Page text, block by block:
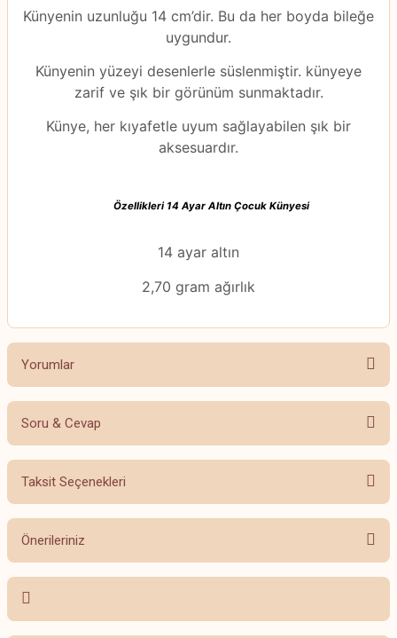
Künyenin uzunluğu 14 cm’dir. Bu da her boyda bileğe
uygundur.
Künyenin yüzeyi desenlerle süslenmiştir. künyeye
zarif ve şık bir görünüm sunmaktadır.
Künye, her kıyafetle uyum sağlayabilen şık bir
aksesuardır.
Özellikleri 14 Ayar Altın Çocuk Künyesi
14 ayar altın
2,70 gram ağırlık
Yorumlar
Soru & Cevap
Taksit Seçenekleri
Önerileriniz
Bu ürünün fiyat bilgisi, resim, ürün açıklamalarında ve diğer konularda
yetersiz gördüğünüz noktaları öneri formunu kullanarak tarafımıza
iletebilirsiniz.